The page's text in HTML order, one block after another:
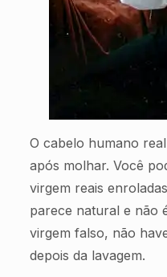
O cabelo humano
após molhar. Você
virgem reais
parece natural e não
virgem falso, não
depois da lavagem.